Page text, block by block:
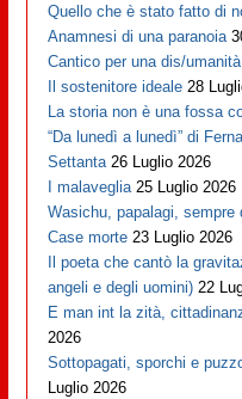
Quello che è stato fatto di
Anamnesi di una paranoia
Cantico per una dis/
Il sostenitore ideale 28
La storia non è una fossa
“Da lunedì a lunedì” di
Settanta 26 Luglio 2026
I malaveglia 25 Luglio 2026
Wasichu, papalagi, sempre
Case morte 23 Luglio 2026
Il poeta che cantò la
angeli e degli uomini) 22
E man int la zità,
2026
Sottopagati, sporchi e
Luglio 2026